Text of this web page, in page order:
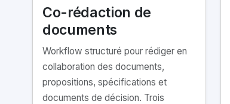
Co-rédaction de
documents
Workflow structuré pour rédiger en
collaboration des documents,
propositions, spécifications et
documents de décision. Trois